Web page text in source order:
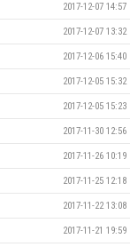
2017-12-07 14:57
2017-12-07 13:32
2017-12-06 15:40
2017-12-05 15:32
2017-12-05 15:23
2017-11-30 12:56
2017-11-26 10:19
2017-11-25 12:18
2017-11-22 13:08
2017-11-21 19:59